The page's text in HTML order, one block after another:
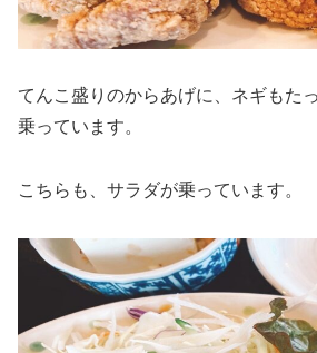
てんこ盛りのからあげに、ネギもた
乗っています。
こちらも、サラダが乗っています。